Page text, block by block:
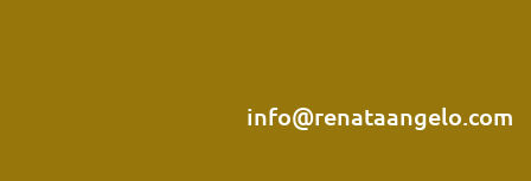
info@renataangelo.com